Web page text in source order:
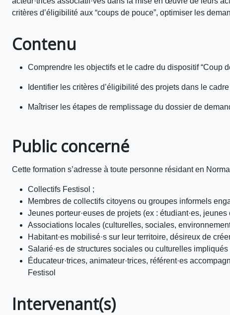
critères d’éligibilité aux “coups de pouce”, optimiser les
Contenu
Comprendre les objectifs et le cadre du dispositif “Coup
Identifier les critères d’éligibilité des projets dans le
Maîtriser les étapes de remplissage du dossier de
Public concerné
Cette formation s’adresse à toute personne résidant en
Collectifs Festisol ;
Membres de collectifs citoyens ou groupes informels
Jeunes porteur·euses de projets (ex : étudiant·es,
Associations locales (culturelles, sociales,
Habitant·es mobilisé·s sur leur territoire, désireux de
Salarié·es de structures sociales ou culturelles
Éducateur·trices, animateur·trices, référent·es
Festisol
Intervenant(s)